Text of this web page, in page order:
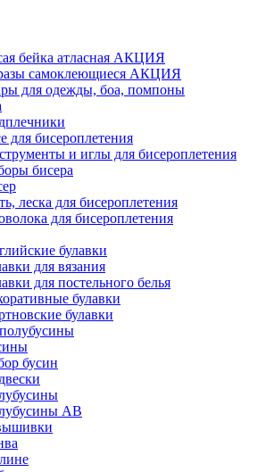
бейка атласная АКЦИЯ
самоклеющиеся АКЦИЯ
для одежды, боа, помпоны
для бисероплетения
и иглы для бисероплетения
бисера
леска для бисероплетения
для бисероплетения
булавки
для вязания
для постельного белья
булавки
булавки
бусин
AB